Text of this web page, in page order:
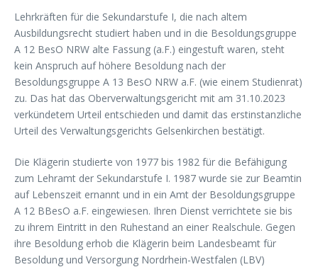
Lehrkräften für die Sekundarstufe I, die nach altem
Ausbildungsrecht studiert haben und in die Besoldungsgruppe
A 12 BesO NRW alte Fassung (a.F.) eingestuft waren, steht
kein Anspruch auf höhere Besoldung nach der
Besoldungsgruppe A 13 BesO NRW a.F. (wie einem Studienrat)
zu. Das hat das Oberverwaltungsgericht mit am 31.10.2023
verkündetem Urteil entschieden und damit das erstinstanzliche
Urteil des Verwaltungsgerichts Gelsenkirchen bestätigt.
Die Klägerin studierte von 1977 bis 1982 für die Befähigung
zum Lehramt der Sekundarstufe I. 1987 wurde sie zur Beamtin
auf Lebenszeit ernannt und in ein Amt der Besoldungsgruppe
A 12 BBesO a.F. eingewiesen. Ihren Dienst verrichtete sie bis
zu ihrem Eintritt in den Ruhestand an einer Realschule. Gegen
ihre Besoldung erhob die Klägerin beim Landesbeamt für
Besoldung und Versorgung Nordrhein-Westfalen (LBV)